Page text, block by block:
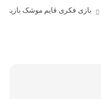
بود.
92,800 تومان.
بازی فکری قایم موشک بازیتا 24